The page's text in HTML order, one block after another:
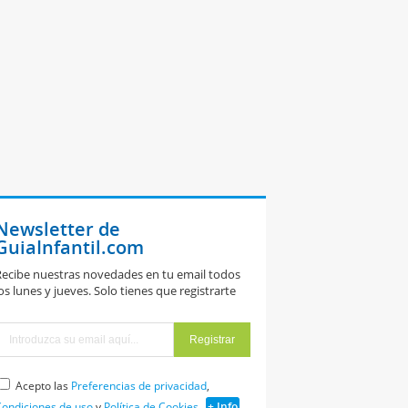
brillantes
de
nuestras novedades en tu email todos
lunes y jueves. Solo tienes que registrarte
Acepto las Preferencias de privacidad,